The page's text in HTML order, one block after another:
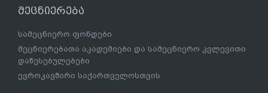
მეცნიერება
სამეცნიერო ფონდები
მეცნიერებათა აკადემიები და სამეცნიერო კვლევითი
დაწესებულებები
ევროკავშირი საქართველოსთვის